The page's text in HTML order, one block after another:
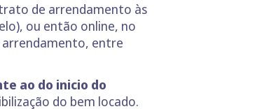
de arrendamento às
ou então online, no
arrendamento, entre
ao do inicio do
do bem locado.